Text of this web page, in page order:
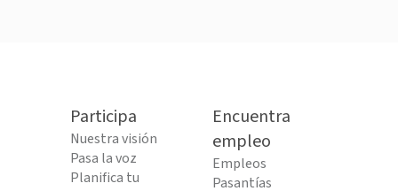
Participa
Nuestra visión
Pasa la voz
Planifica tu
Encuentra
empleo
Empleos
Pasantías